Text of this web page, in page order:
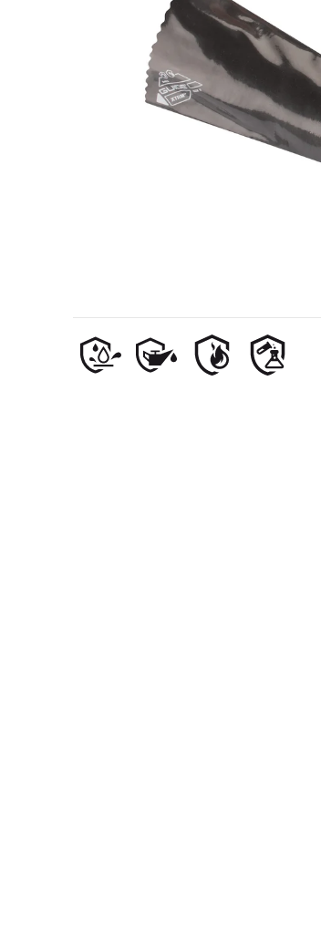
Industria de petrol și gaze